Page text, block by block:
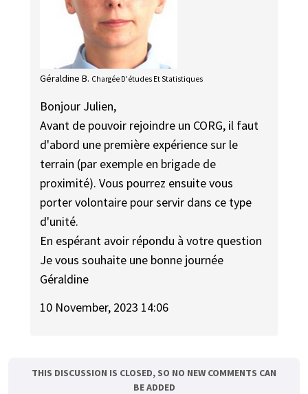
Géraldine B. Chargée D'études Et Statistiques
Bonjour Julien,
Avant de pouvoir rejoindre un CORG, il faut
d'abord une première expérience sur le
terrain (par exemple en brigade de
proximité). Vous pourrez ensuite vous
porter volontaire pour servir dans ce type
d'unité.
En espérant avoir répondu à votre question
Je vous souhaite une bonne journée
Géraldine
10 November, 2023 14:06
THIS DISCUSSION IS CLOSED, SO NO NEW COMMENTS CAN
BE ADDED